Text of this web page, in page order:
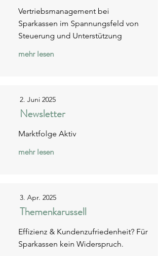
Vertriebsmanagement bei
Sparkassen im Spannungsfeld von
Steuerung und Unterstützung
mehr lesen
2. Juni 2025
Newsletter
Marktfolge Aktiv
mehr lesen
3. Apr. 2025
Themenkarussell
Effizienz & Kundenzufriedenheit? Für
Sparkassen kein Widerspruch.